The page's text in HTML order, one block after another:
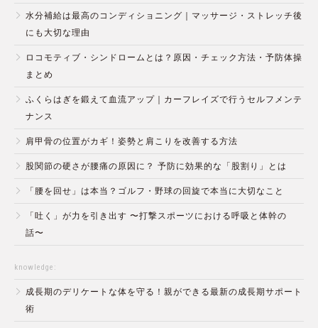
水分補給は最高のコンディショニング｜マッサージ・ストレッチ後
にも大切な理由
ロコモティブ・シンドロームとは？原因・チェック方法・予防体操
まとめ
ふくらはぎを鍛えて血流アップ｜カーフレイズで行うセルフメンテ
ナンス
肩甲骨の位置がカギ！姿勢と肩こりを改善する方法
股関節の硬さが腰痛の原因に？ 予防に効果的な「股割り」とは
「腰を回せ」は本当？ゴルフ・野球の回旋で本当に大切なこと
「吐く」が力を引き出す 〜打撃スポーツにおける呼吸と体幹の
話〜
knowledge:
成長期のデリケートな体を守る！親ができる最新の成長期サポート
術